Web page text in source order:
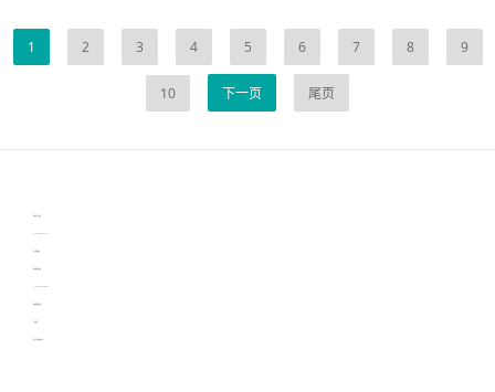
1 2 3 4 5 6 7 8 9
10 下一页 尾页